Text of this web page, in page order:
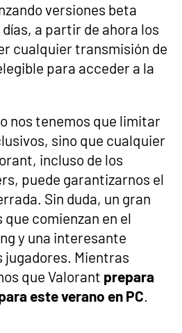
versiones beta
a partir de ahora los
cualquier transmisión de
para acceder a la
nos tenemos que limitar
sino que cualquier
incluso de los
puede garantizarnos el
Sin duda, un gran
comienzan en el
y una interesante
Mientras
que Valorant prepara
este verano en PC.